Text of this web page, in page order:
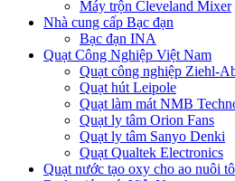
Máy trộn Cleveland Mixer
Nhà cung cấp Bạc đạn
Bạc đạn INA
Quạt Công Nghiệp Việt Nam
Quạt công nghiệp Ziehl-
Quạt hút Leipole
Quạt làm mát NMB
Quạt ly tâm Orion Fans
Quạt ly tâm Sanyo Denki
Quạt Qualtek Electronics
Quạt nước tạo oxy cho ao nuôi